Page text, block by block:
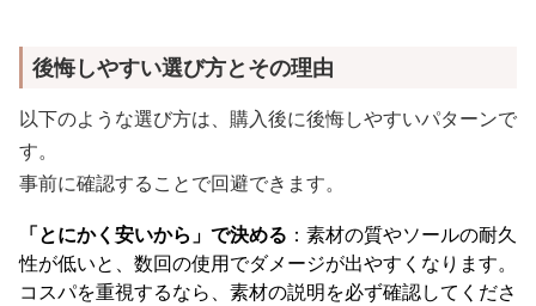
後悔しやすい選び方とその理由
以下のような選び方は、購入後に後悔しやすいパターンで
す。
事前に確認することで回避できます。
「とにかく安いから」で決める ：素材の質やソールの耐久
性が低いと、数回の使用でダメージが出やすくなります。
コスパを重視するなら、素材の説明を必ず確認してくださ